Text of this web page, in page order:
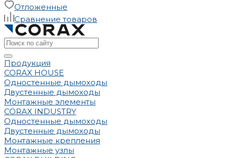
Отложенные
Сравнение товаров
Продукция
CORAX HOUSE
Одностенные дымоходы
Двустенные дымоходы
Монтажные элементы
CORAX INDUSTRY
Одностенные дымоходы
Двустенные дымоходы
Монтажные крепления
Монтажные узлы